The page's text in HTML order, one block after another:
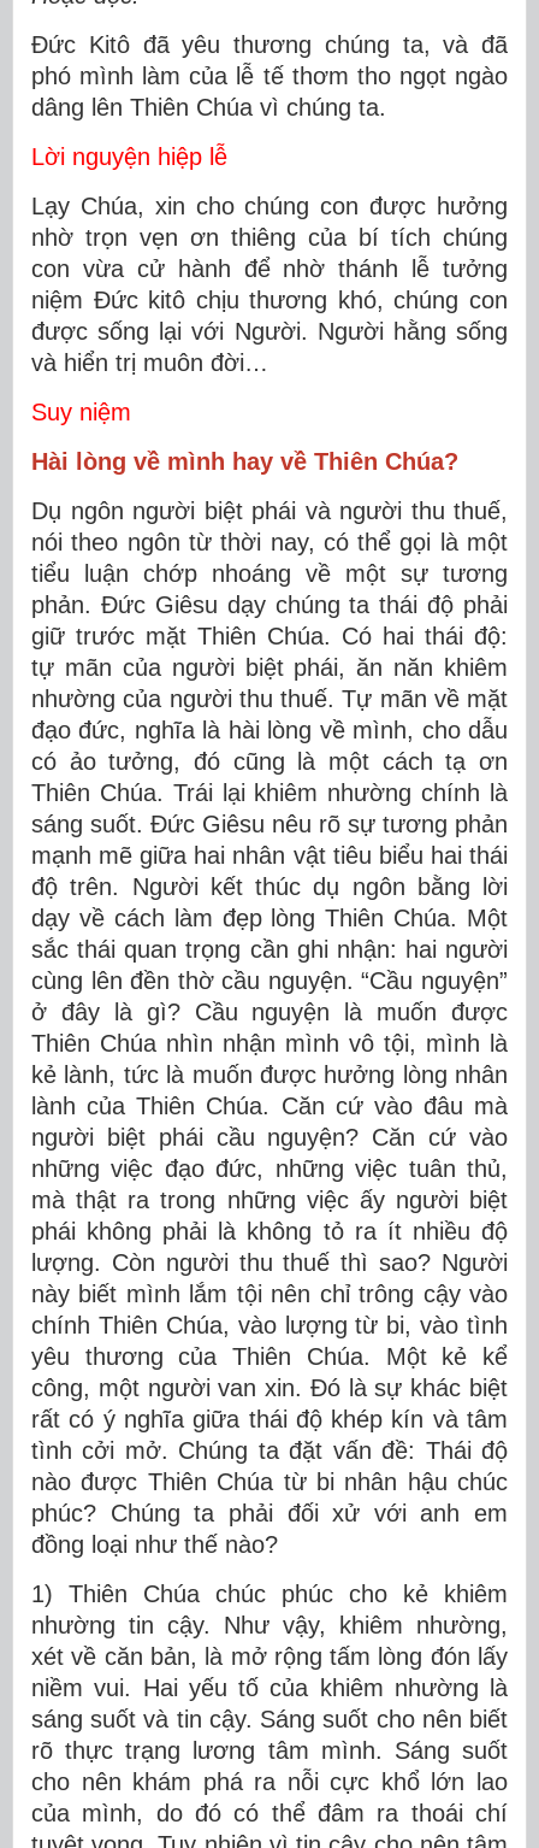
Đức Kitô đã yêu thương chúng ta, và đã
phó mình làm của lễ tế thơm tho ngọt ngào
dâng lên Thiên Chúa vì chúng ta.
Lời nguyện hiệp lễ
Lạy Chúa, xin cho chúng con được hưởng
nhờ trọn vẹn ơn thiêng của bí tích chúng
con vừa cử hành để nhờ thánh lễ tưởng
niệm Ðức kitô chịu thương khó, chúng con
được sống lại với Người. Người hằng sống
và hiển trị muôn đời…
Suy niệm
Hài lòng về mình hay về Thiên Chúa?
Dụ ngôn người biệt phái và người thu thuế,
nói theo ngôn từ thời nay, có thể gọi là một
tiểu luận chớp nhoáng về một sự tương
phản. Đức Giêsu dạy chúng ta thái độ phải
giữ trước mặt Thiên Chúa. Có hai thái độ:
tự mãn của người biệt phái, ăn năn khiêm
nhường của người thu thuế. Tự mãn về mặt
đạo đức, nghĩa là hài lòng về mình, cho dẫu
có ảo tưởng, đó cũng là một cách tạ ơn
Thiên Chúa. Trái lại khiêm nhường chính là
sáng suốt. Đức Giêsu nêu rõ sự tương phản
mạnh mẽ giữa hai nhân vật tiêu biểu hai thái
độ trên. Người kết thúc dụ ngôn bằng lời
dạy về cách làm đẹp lòng Thiên Chúa. Một
sắc thái quan trọng cần ghi nhận: hai người
cùng lên đền thờ cầu nguyện. “Cầu nguyện”
ở đây là gì? Cầu nguyện là muốn được
Thiên Chúa nhìn nhận mình vô tội, mình là
kẻ lành, tức là muốn được hưởng lòng nhân
lành của Thiên Chúa. Căn cứ vào đâu mà
người biệt phái cầu nguyện? Căn cứ vào
những việc đạo đức, những việc tuân thủ,
mà thật ra trong những việc ấy người biệt
phái không phải là không tỏ ra ít nhiều độ
lượng. Còn người thu thuế thì sao? Người
này biết mình lắm tội nên chỉ trông cậy vào
chính Thiên Chúa, vào lượng từ bi, vào tình
yêu thương của Thiên Chúa. Một kẻ kể
công, một người van xin. Đó là sự khác biệt
rất có ý nghĩa giữa thái độ khép kín và tâm
tình cởi mở. Chúng ta đặt vấn đề: Thái độ
nào được Thiên Chúa từ bi nhân hậu chúc
phúc? Chúng ta phải đối xử với anh em
đồng loại như thế nào?
1) Thiên Chúa chúc phúc cho kẻ khiêm
nhường tin cậy. Như vậy, khiêm nhường,
xét về căn bản, là mở rộng tấm lòng đón lấy
niềm vui. Hai yếu tố của khiêm nhường là
sáng suốt và tin cậy. Sáng suốt cho nên biết
rõ thực trạng lương tâm mình. Sáng suốt
cho nên khám phá ra nỗi cực khổ lớn lao
của mình, do đó có thể đâm ra thoái chí